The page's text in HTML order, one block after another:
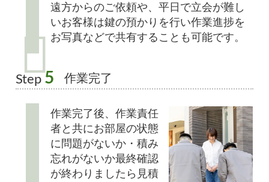
遠方からのご依頼や、平日で立会が難し
いお客様は鍵の預かりを行い作業進捗を
お写真などで共有することも可能です。
Step 5 作業完了
作業完了後、作業責任
者と共にお部屋の状態
に問題がないか・積み
忘れがないか最終確認
が終わりましたら見積